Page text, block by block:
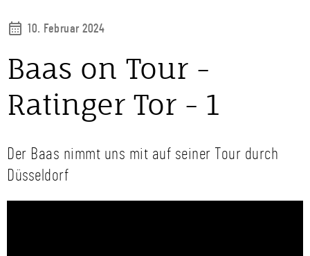
10. Februar 2024
Baas on Tour -
Ratinger Tor - 1
Der Baas nimmt uns mit auf seiner Tour durch
Düsseldorf